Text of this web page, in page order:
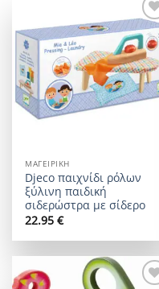
Add
ΜΑΓΕΙΡΙΚΉ
Djeco παιχνίδι ρόλων
ξύλινη παιδική
σιδερώστρα με σίδερο
22.95€